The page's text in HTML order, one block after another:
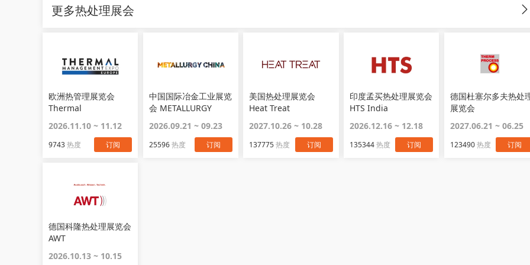
更多热处理展会
欧洲热管理展览会
Thermal
Europe
2026.11.10 ~ 11.12
9743热度 订阅
中国国际冶金工业展览
会 METALLURGY
2026.09.21 ~ 09.23
25596热度 订阅
美国热处理展览会
Heat Treat
2027.10.26 ~ 10.28
137775热度 订阅
印度孟买热处理展览会
HTS India
2026.12.16 ~ 12.18
135344热度 订阅
德国杜塞尔多夫热处
展览会
2027.06.21 ~ 06.25
123490热度 订阅
德国科隆热处理展览会
AWT
2026.10.13 ~ 10.15